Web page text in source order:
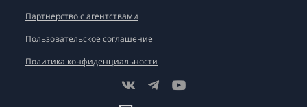
Партнерство с агентствами
Пользовательское соглашение
Политика конфиденциальности